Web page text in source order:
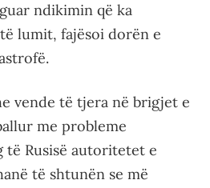
ndikimin që ka
lumit, fajësoi dorën e
vende të tjera në brigjet e
me probleme
të Rusisë autoritetet e
të shtunën se më